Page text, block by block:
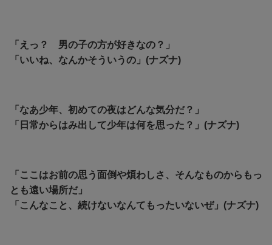
「えっ？ 男の子の方が好きなの？」
「いいね、なんかそういうの」(ナズナ)
「なあ少年、初めての夜はどんな気分だ？」
「日常からはみ出して少年は何を思った？」(ナズナ)
「ここはお前の思う面倒や煩わしさ、そんなものからもっ
とも遠い場所だ」
「こんなこと、続けないなんてもったいないぜ」(ナズナ)